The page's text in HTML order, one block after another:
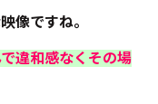
像ですね。
違和感なくその場